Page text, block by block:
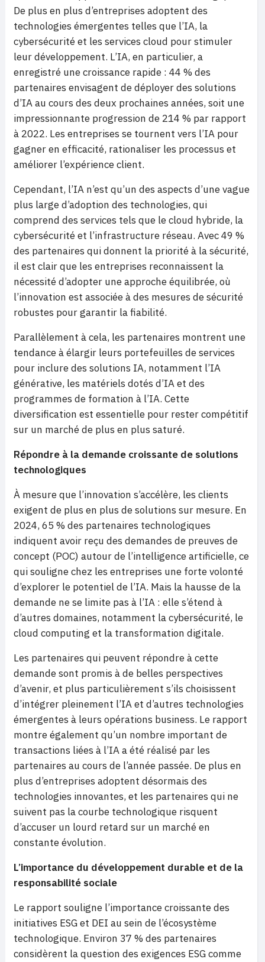
De plus en plus d’entreprises adoptent des
technologies émergentes telles que l’IA, la
cybersécurité et les services cloud pour stimuler
leur développement. L’IA, en particulier, a
enregistré une croissance rapide : 44 % des
partenaires envisagent de déployer des solutions
d’IA au cours des deux prochaines années, soit une
impressionnante progression de 214 % par rapport
à 2022. Les entreprises se tournent vers l’IA pour
gagner en efficacité, rationaliser les processus et
améliorer l’expérience client.
Cependant, l’IA n’est qu’un des aspects d’une vague
plus large d’adoption des technologies, qui
comprend des services tels que le cloud hybride, la
cybersécurité et l’infrastructure réseau. Avec 49 %
des partenaires qui donnent la priorité à la sécurité,
il est clair que les entreprises reconnaissent la
nécessité d’adopter une approche équilibrée, où
l’innovation est associée à des mesures de sécurité
robustes pour garantir la fiabilité.
Parallèlement à cela, les partenaires montrent une
tendance à élargir leurs portefeuilles de services
pour inclure des solutions IA, notamment l’IA
générative, les matériels dotés d’IA et des
programmes de formation à l’IA. Cette
diversification est essentielle pour rester compétitif
sur un marché de plus en plus saturé.
Répondre à la demande croissante de solutions
technologiques
À mesure que l’innovation s’accélère, les clients
exigent de plus en plus de solutions sur mesure. En
2024, 65 % des partenaires technologiques
indiquent avoir reçu des demandes de preuves de
concept (POC) autour de l’intelligence artificielle, ce
qui souligne chez les entreprises une forte volonté
d’explorer le potentiel de l’IA. Mais la hausse de la
demande ne se limite pas à l’IA : elle s’étend à
d’autres domaines, notamment la cybersécurité, le
cloud computing et la transformation digitale.
Les partenaires qui peuvent répondre à cette
demande sont promis à de belles perspectives
d’avenir, et plus particulièrement s’ils choisissent
d’intégrer pleinement l’IA et d’autres technologies
émergentes à leurs opérations business. Le rapport
montre également qu’un nombre important de
transactions liées à l’IA a été réalisé par les
partenaires au cours de l’année passée. De plus en
plus d’entreprises adoptent désormais des
technologies innovantes, et les partenaires qui ne
suivent pas la courbe technologique risquent
d’accuser un lourd retard sur un marché en
constante évolution.
L’importance du développement durable et de la
responsabilité sociale
Le rapport souligne l’importance croissante des
initiatives ESG et DEI au sein de l’écosystème
technologique. Environ 37 % des partenaires
considèrent la question des exigences ESG comme